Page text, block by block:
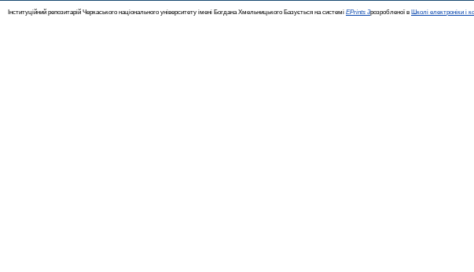
Інституційний репозитарій Черкаського національного університету імені Богдана Хмельницького Базується на системі EPrints 3розробленої в Школі електроніки і